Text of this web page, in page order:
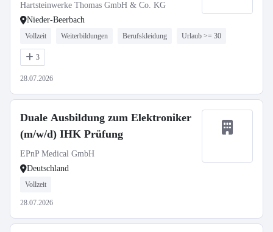
Hartsteinwerke Thomas GmbH & Co. KG
Nieder-Beerbach
Vollzeit Weiterbildungen Berufskleidung Urlaub >= 30
3
28.07.2026
Duale Ausbildung zum Elektroniker
(m/w/d) IHK Prüfung
EPnP Medical GmbH
Deutschland
Vollzeit
28.07.2026